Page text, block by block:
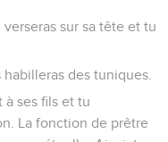
sur sa tête et tu
des tuniques.
à ses fils et tu
La fonction de prêtre